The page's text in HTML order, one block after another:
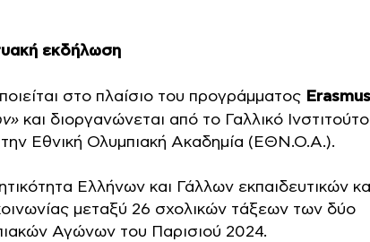
εκδήλωση
στο πλαίσιο του προγράμματος
και διοργανώνεται από το Γαλλικό Ινστιτούτο
Εθνική Ολυμπιακή Ακαδημία (ΕΘΝ.Ο.Α.).
Ελλήνων και Γάλλων εκπαιδευτικών
μεταξύ 26 σχολικών τάξεων των δύο
Αγώνων του Παρισιού 2024.